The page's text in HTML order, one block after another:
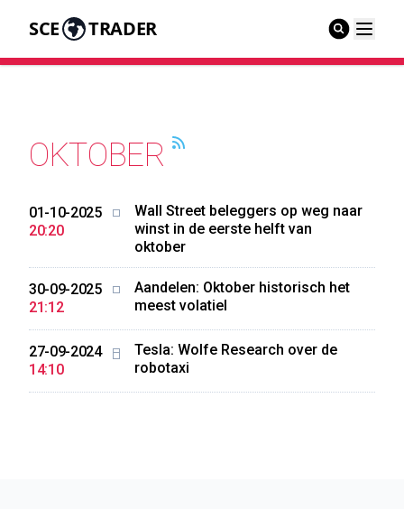
SCE TRADER
OKTOBER
01-10-2025
20:20
Wall Street beleggers op weg naar
winst in de eerste helft van
oktober
30-09-2025
21:12
Aandelen: Oktober historisch het
meest volatiel
27-09-2024
14:10
Tesla: Wolfe Research over de
robotaxi